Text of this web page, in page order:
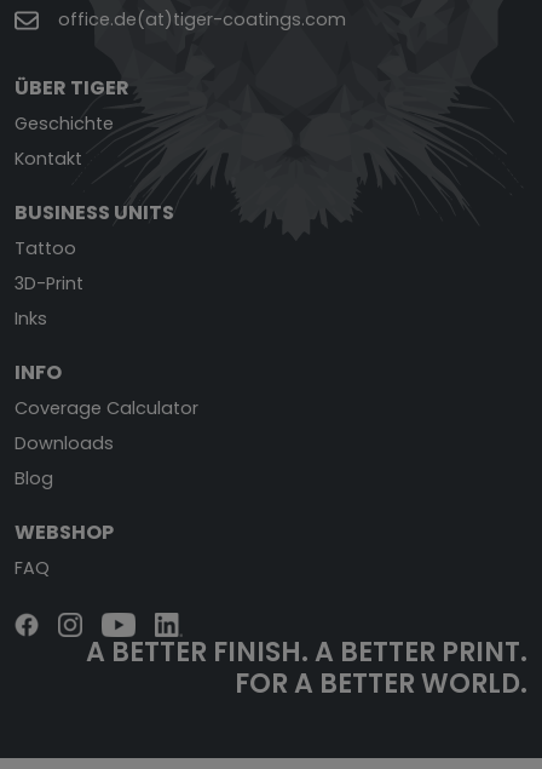
office.de(at)tiger-coatings.com
ÜBER TIGER
Geschichte
Kontakt
BUSINESS UNITS
Tattoo
3D-Print
Inks
INFO
Coverage Calculator
Downloads
Blog
WEBSHOP
FAQ
A BETTER FINISH.A BETTER PRINT.
FOR A BETTER WORLD.